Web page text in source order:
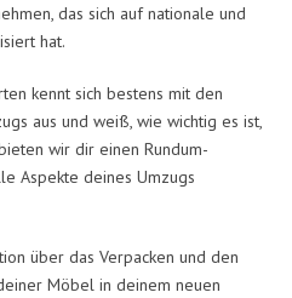
das sich auf nationale und
hat.
kennt sich bestens mit den
aus und weiß, wie wichtig es ist,
wir dir einen Rundum-
Aspekte deines Umzugs
über das Verpacken und den
Möbel in deinem neuen